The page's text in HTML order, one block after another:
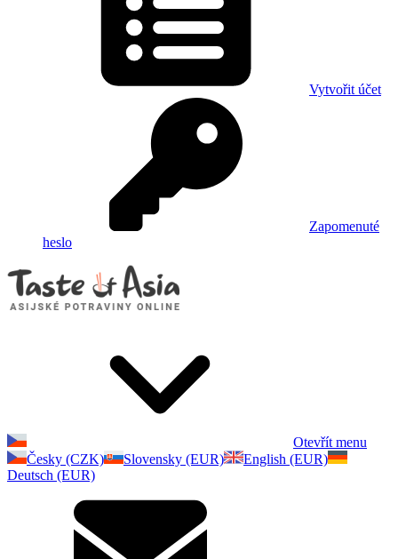
Vytvořit účet
Zapomenuté
heslo
Otevřít menu
Česky (CZK)
Slovensky (EUR)
English (EUR)
Deutsch (EUR)